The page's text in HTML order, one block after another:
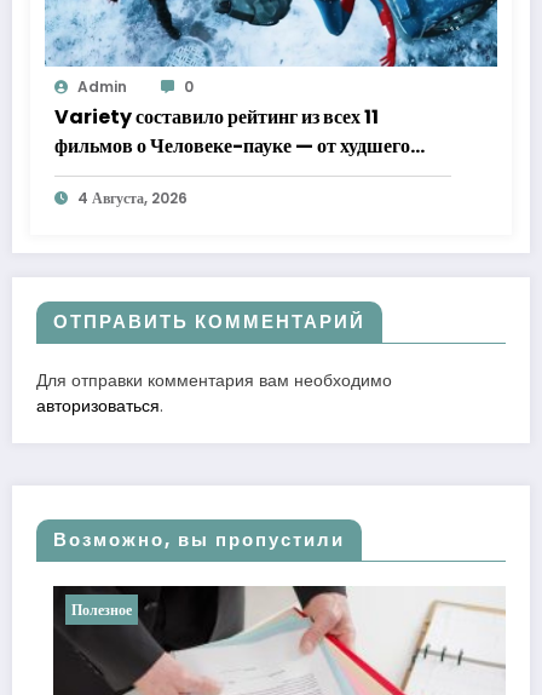
Admin 0
Variety составило рейтинг из всех 11
фильмов о Человеке-пауке — от худшего
к лучшему
4 Августа, 2026
ОТПРАВИТЬ КОММЕНТАРИЙ
Для отправки комментария вам необходимо
авторизоваться.
Возможно, вы пропустили
Полезное